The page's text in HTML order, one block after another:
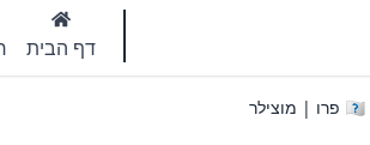
דף הבית